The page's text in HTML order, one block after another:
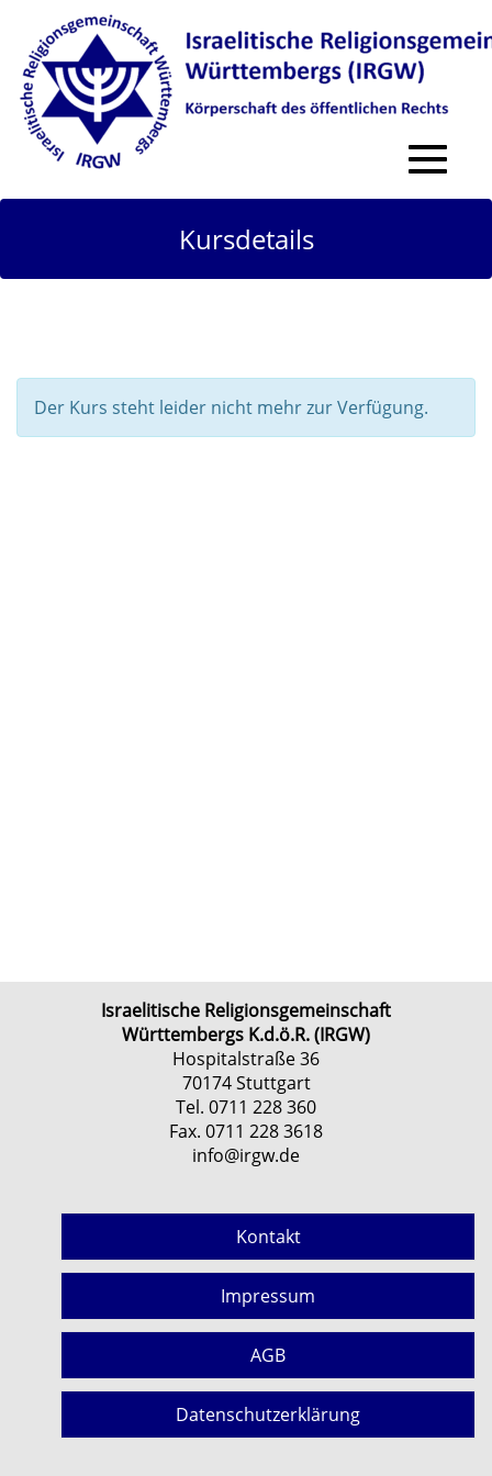
Toggle
Kursdetails
Der Kurs steht leider nicht mehr zur Verfügung.
Israelitische Religionsgemeinschaft
Württembergs K.d.ö.R. (IRGW)
Hospitalstraße 36
70174 Stuttgart
Tel. 0711 228 360
Fax. 0711 228 3618
info@irgw.de
Kontakt
Impressum
AGB
Datenschutzerklärung